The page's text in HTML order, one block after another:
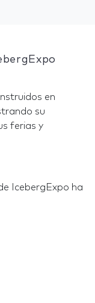
en
su
ferias y
IcebergExpo ha